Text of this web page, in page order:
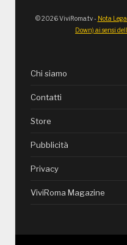
© 2026 ViviRoma.tv - Nota
Down) ai sensi
Chi siamo
Contatti
Store
Pubblicità
Privacy
ViviRoma Magazine